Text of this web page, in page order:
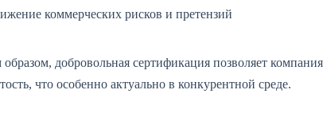
коммерческих рисков и претензий
добровольная сертификация позволяет
что особенно актуально в конкурентной среде.